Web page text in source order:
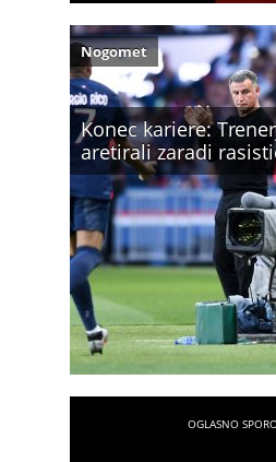
Konec kariere:
aretirali zaradi
Nogomet